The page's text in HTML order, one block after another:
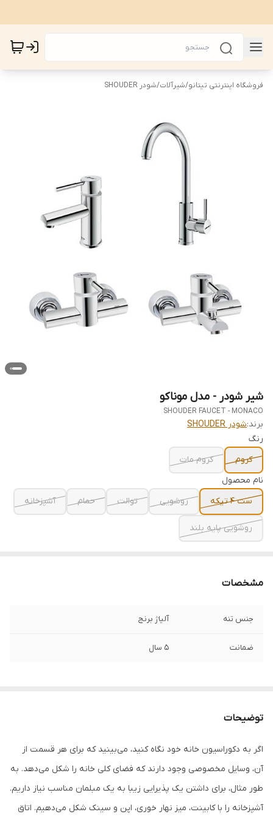
فروشگاه اینترنتی تیتانو/شیرآلات/شودر SHOUDER
شیر شودر - مدل موناکو
SHOUDER FAUCET - MONACO
برند:شودر SHOUDER
رنگ
کروم
کروم مات
نام محصول
ست 4 تیکه
روشویی توالت حمام آشپزخانه
روشویی پایه بلند
مشخصات
جنس تنه آلیاژ برنج
ضمانت 5 سال
توضیحات
اگر به دکوراسیون خانه خود نگاه کنید، می‌بینید که برای هر قسمت از
آن، وسایل مخصوصی وجود دارند که فضای کلی خانه را شکل می‌دهد. به
طور مثال، برای داشتن یک پذیرایی زیبا به یک مبلمان مناسب نیاز داریم.
آشپزخانه را با کابینت، میز نهار خوری، اپن و سینک شکل می‌دهیم. اتاق